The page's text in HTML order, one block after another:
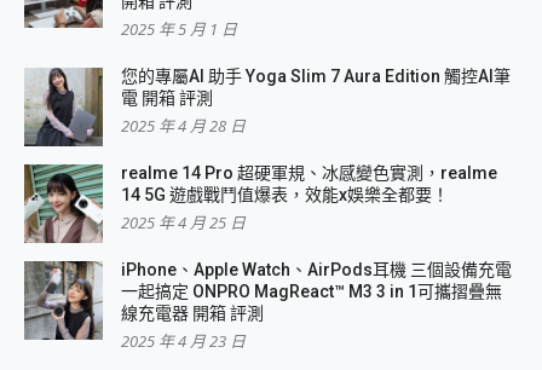
2025 年 5 月 1 日
您的專屬AI 助手 Yoga Slim 7 Aura Edition 觸控AI筆
電 開箱 評測
2025 年 4 月 28 日
realme 14 Pro 超硬軍規、冰感變色實測，realme
14 5G 遊戲戰鬥值爆表，效能x娛樂全都要！
2025 年 4 月 25 日
iPhone、Apple Watch、AirPods耳機 三個設備充電
一起搞定 ONPRO MagReact™ M3 3 in 1可攜摺疊無
線充電器 開箱 評測
2025 年 4 月 23 日